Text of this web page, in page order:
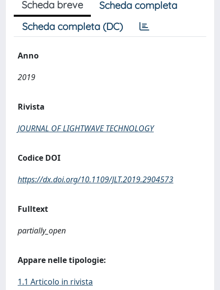
Scheda breve
Scheda completa
Scheda completa (DC)
Anno
2019
Rivista
JOURNAL OF LIGHTWAVE TECHNOLOGY
Codice DOI
https://dx.doi.org/10.1109/JLT.2019.2904573
Fulltext
partially_open
Appare nelle tipologie:
1.1 Articolo in rivista